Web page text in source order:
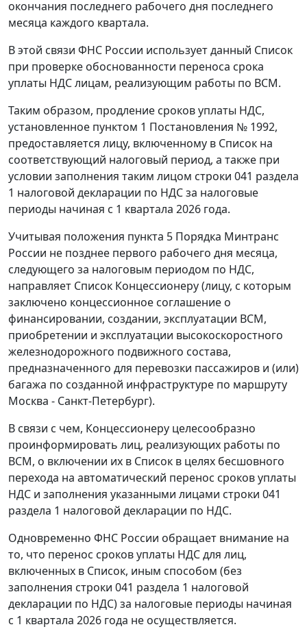
окончания последнего рабочего дня последнего
месяца каждого квартала.
В этой связи ФНС России использует данный Список
при проверке обоснованности переноса срока
уплаты НДС лицам, реализующим работы по ВСМ.
Таким образом, продление сроков уплаты НДС,
установленное пунктом 1 Постановления № 1992,
предоставляется лицу, включенному в Список на
соответствующий налоговый период, а также при
условии заполнения таким лицом строки 041 раздела
1 налоговой декларации по НДС за налоговые
периоды начиная с 1 квартала 2026 года.
Учитывая положения пункта 5 Порядка Минтранс
России не позднее первого рабочего дня месяца,
следующего за налоговым периодом по НДС,
направляет Список Концессионеру (лицу, с которым
заключено концессионное соглашение о
финансировании, создании, эксплуатации ВСМ,
приобретении и эксплуатации высокоскоростного
железнодорожного подвижного состава,
предназначенного для перевозки пассажиров и (или)
багажа по созданной инфраструктуре по маршруту
Москва - Санкт-Петербург).
В связи с чем, Концессионеру целесообразно
проинформировать лиц, реализующих работы по
ВСМ, о включении их в Список в целях бесшовного
перехода на автоматический перенос сроков уплаты
НДС и заполнения указанными лицами строки 041
раздела 1 налоговой декларации по НДС.
Одновременно ФНС России обращает внимание на
то, что перенос сроков уплаты НДС для лиц,
включенных в Список, иным способом (без
заполнения строки 041 раздела 1 налоговой
декларации по НДС) за налоговые периоды начиная
с 1 квартала 2026 года не осуществляется.